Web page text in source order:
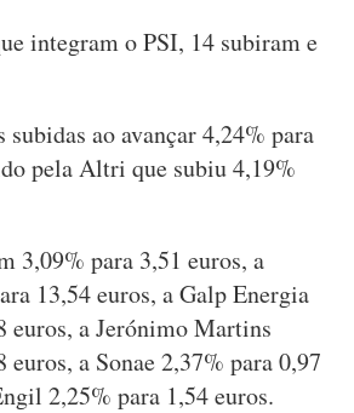
integram o PSI, 14 subiram e
ao avançar 4,24% para
pela Altri que subiu 4,19%
3,09% para 3,51 euros, a
13,54 euros, a Galp Energia
euros, a Jerónimo Martins
euros, a Sonae 2,37% para 0,97
2,25% para 1,54 euros.